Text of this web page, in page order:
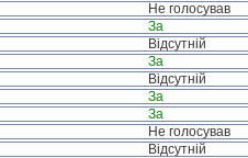
Не голосував
За
Відсутній
За
Відсутній
За
За
Не голосував
Відсутній